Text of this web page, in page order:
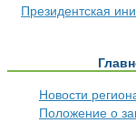
Президентская
Новости
Положение о